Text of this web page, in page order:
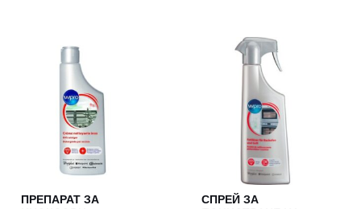
ПРЕПАРАТ ЗА
СПРЕЙ ЗА